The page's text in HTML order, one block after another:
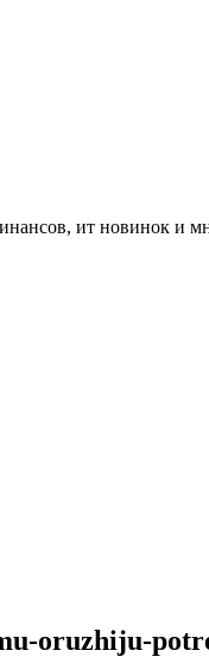
ит новинок и
oruzhiju-